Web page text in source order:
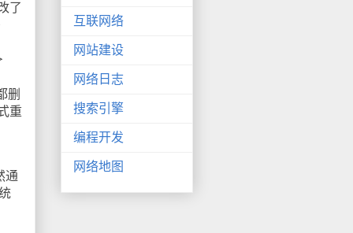
了
删
重
通
互联网络
网站建设
网络日志
搜索引擎
编程开发
网络地图